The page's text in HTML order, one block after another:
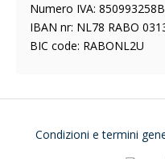
Numero IVA:
IBAN nr: NL78 RABO
BIC code: RABONL2U
Condizioni e termini